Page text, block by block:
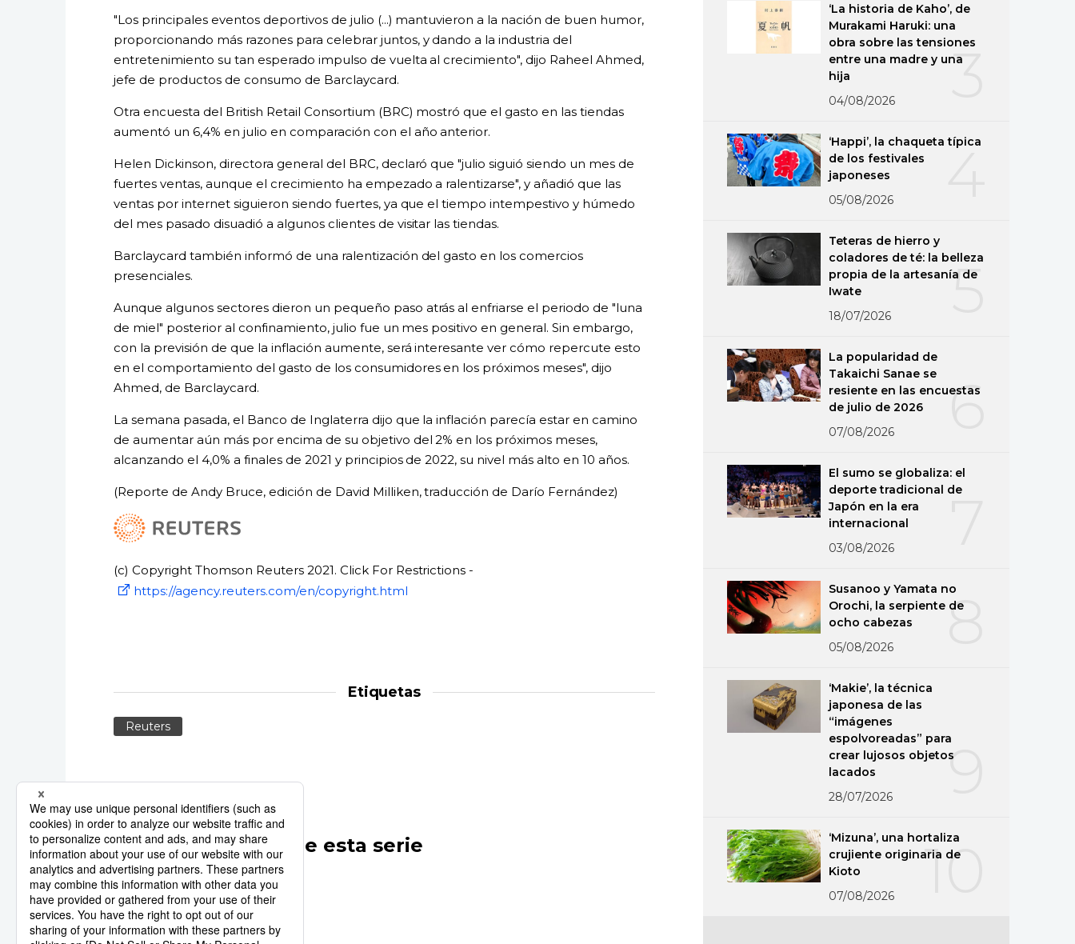
"Los principales eventos deportivos de julio (...) mantuvieron a la nación de buen humor,
proporcionando más razones para celebrar juntos, y dando a la industria del
entretenimiento su tan esperado impulso de vuelta al crecimiento", dijo Raheel Ahmed,
jefe de productos de consumo de Barclaycard.
Otra encuesta del British Retail Consortium (BRC) mostró que el gasto en las tiendas
aumentó un 6,4% en julio en comparación con el año anterior.
Helen Dickinson, directora general del BRC, declaró que "julio siguió siendo un mes de
fuertes ventas, aunque el crecimiento ha empezado a ralentizarse", y añadió que las
ventas por internet siguieron siendo fuertes, ya que el tiempo intempestivo y húmedo
del mes pasado disuadió a algunos clientes de visitar las tiendas.
Barclaycard también informó de una ralentización del gasto en los comercios
presenciales.
Aunque algunos sectores dieron un pequeño paso atrás al enfriarse el periodo de "luna
de miel" posterior al confinamiento, julio fue un mes positivo en general. Sin embargo,
con la previsión de que la inflación aumente, será interesante ver cómo repercute esto
en el comportamiento del gasto de los consumidores en los próximos meses", dijo
Ahmed, de Barclaycard.
La semana pasada, el Banco de Inglaterra dijo que la inflación parecía estar en camino
de aumentar aún más por encima de su objetivo del 2% en los próximos meses,
alcanzando el 4,0% a finales de 2021 y principios de 2022, su nivel más alto en 10 años.
(Reporte de Andy Bruce, edición de David Milliken, traducción de Darío Fernández)
(c) Copyright Thomson Reuters 2021. Click For Restrictions -
https://agency.reuters.com/en/copyright.html
Etiquetas
Reuters
Otros artículos de esta serie
3
‘La historia de Kaho’, de
Murakami Haruki: una
obra sobre las tensiones
entre una madre y una
hija
04/08/2026
4
‘Happi’, la chaqueta típica
de los festivales
japoneses
05/08/2026
5
Teteras de hierro y
coladores de té: la belleza
propia de la artesanía de
Iwate
18/07/2026
6
La popularidad de
Takaichi Sanae se
resiente en las encuestas
de julio de 2026
07/08/2026
El sumo se globaliza: el
deporte tradicional de
Japón en la era
internacional
03/08/2026
8
Susanoo y Yamata no
Orochi, la serpiente de
ocho cabezas
05/08/2026
9
‘Makie’, la técnica
japonesa de las
“imágenes
espolvoreadas” para
crear lujosos objetos
lacados
28/07/2026
10
‘Mizuna’, una hortaliza
crujiente originaria de
Kioto
07/08/2026